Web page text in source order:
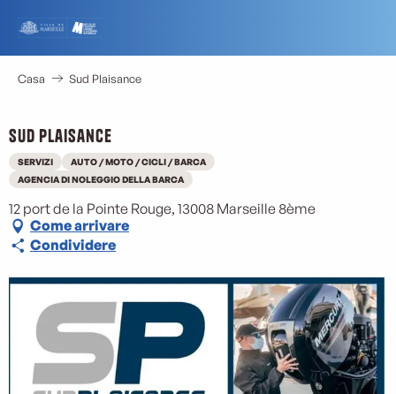
contenu
principal
Casa Sud Plaisance
Sud Plaisance
SERVIZI
AUTO / MOTO / CICLI / BARCA
AGENCIA DI NOLEGGIO DELLA BARCA
12 port de la Pointe Rouge, 13008 Marseille 8ème
Come arrivare
Condividere